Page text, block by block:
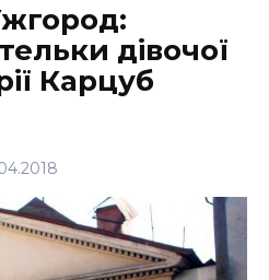
дівочої
Карцуб